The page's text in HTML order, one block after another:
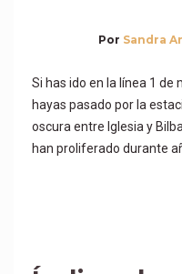
Por Sandra
Si has ido en la línea 1
hayas pasado por la
oscura entre Iglesia y
han proliferado durante